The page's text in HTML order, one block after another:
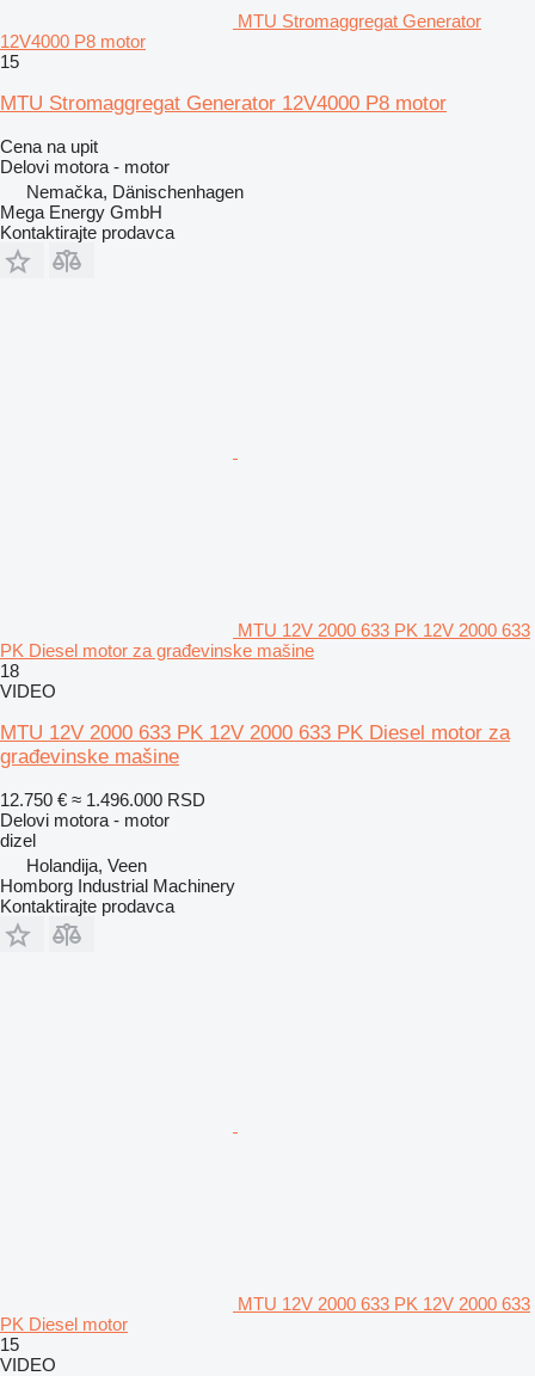
MTU Stromaggregat Generator
12V4000 P8 motor
15
MTU Stromaggregat Generator 12V4000 P8 motor
Cena na upit
Delovi motora - motor
Nemačka, Dänischenhagen
Mega Energy GmbH
Kontaktirajte prodavca
MTU 12V 2000 633 PK 12V 2000 633
PK Diesel motor za građevinske mašine
18
VIDEO
MTU 12V 2000 633 PK 12V 2000 633 PK Diesel motor za
građevinske mašine
12.750 € ≈ 1.496.000 RSD
Delovi motora - motor
dizel
Holandija, Veen
Homborg Industrial Machinery
Kontaktirajte prodavca
MTU 12V 2000 633 PK 12V 2000 633
PK Diesel motor
15
VIDEO